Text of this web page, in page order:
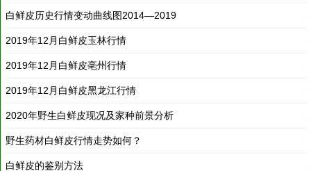
2019年12月白鲜皮玉林行情
2019年12月白鲜皮亳州行情
2019年12月白鲜皮黑龙江行情
2020年野生白鲜皮现况及家种前景分析
野生药材白鲜皮行情走势如何？
白鲜皮的鉴别方法
白鲜皮的美容功效及方法